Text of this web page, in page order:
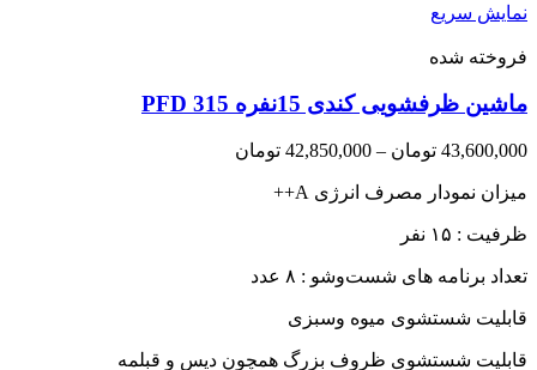
نمایش سریع
فروخته شده
ماشین ظرفشویی کندی 15نفره PFD 315
43,600,000 تومان –
42,850,000 تومان
میزان نمودار مصرف انرژی A++
ظرفیت : ۱۵ نفر
تعداد برنامه های شست‌وشو : ۸ عدد
قابلیت شستشوی میوه وسبزی
قابلیت شستشوی ظروف بزرگ همچون دیس و قبلمه